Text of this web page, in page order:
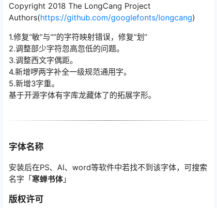
Copyright 2018 The LongCang Project
Authors(https://github.com/googlefonts/longcang)
1.修复“敏”与“”的字符映射错误，修复“划”
2.调整部少字符忽高忽低的问题。
3.调整西文字偶距。
4.新增啰两字补全一级规范通用字。
5.新增3字重。
基于开源字体有字库龙藏体了的拓展字形。
字体名称
安装后在PS、AI、word等软件中若找不到该字体，可搜索
名字「寒蝉书体 」
版权许可